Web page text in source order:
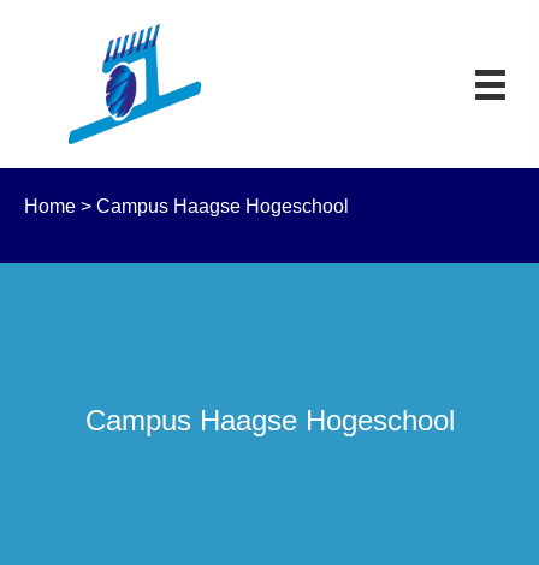
Home > Campus Haagse Hogeschool
Campus Haagse Hogeschool